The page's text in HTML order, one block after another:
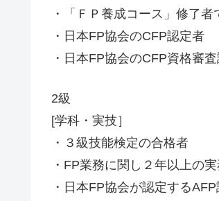
・「ＦＰ養成コース」修了
・日本FP協会のCFP認定者
・日本FP協会のCFP資格審
2級
[学科・実技］
・３級技能検定の合格者
・FP業務に関し２年以上の
・日本FP協会が認定する